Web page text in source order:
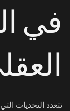
في
تتعدد التحديات